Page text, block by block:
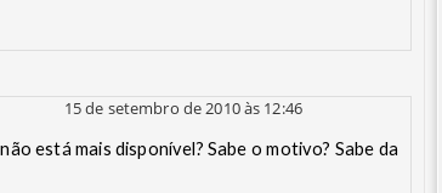
15 de setembro de 2010 às 12:46
está mais disponível? Sabe o motivo? Sabe da